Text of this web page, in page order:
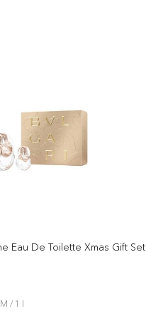
Eau De Toilette Xmas Gift Set
/ 1 l